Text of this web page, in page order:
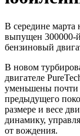
В середине марта
выпущен 300000-
бензиновый
В новом
двигателе
уменьшены почти
предыдущего
размере и весе
динамику,
от вождения.